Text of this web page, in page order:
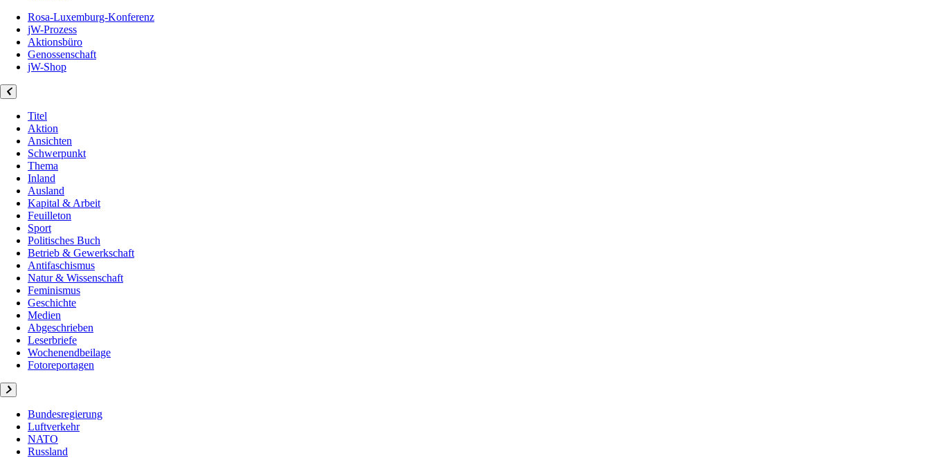
Rosa-Luxemburg-Konferenz
jW-Prozess
Aktionsbüro
Genossenschaft
jW-Shop
Titel
Aktion
Ansichten
Schwerpunkt
Thema
Inland
Ausland
Kapital & Arbeit
Feuilleton
Sport
Politisches Buch
Betrieb & Gewerkschaft
Antifaschismus
Natur & Wissenschaft
Feminismus
Geschichte
Medien
Abgeschrieben
Leserbriefe
Wochenendbeilage
Fotoreportagen
Bundesregierung
Luftverkehr
NATO
Russland